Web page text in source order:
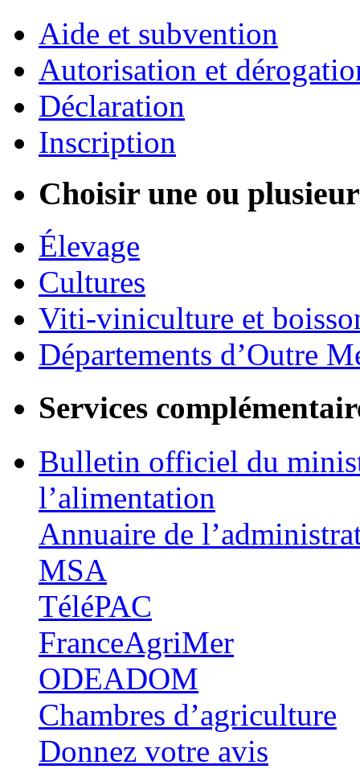
Aide et subvention
Autorisation et
Déclaration
Inscription
Choisir une ou
Élevage
Cultures
Viti-viniculture et
Départements d’Outre
Services
Bulletin officiel du
l’alimentation
Annuaire de
MSA
TéléPAC
FranceAgriMer
ODEADOM
Chambres d’agriculture
Donnez votre avis